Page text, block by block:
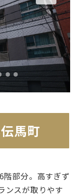
馬町
部分。高すぎず
ンスが取りやす